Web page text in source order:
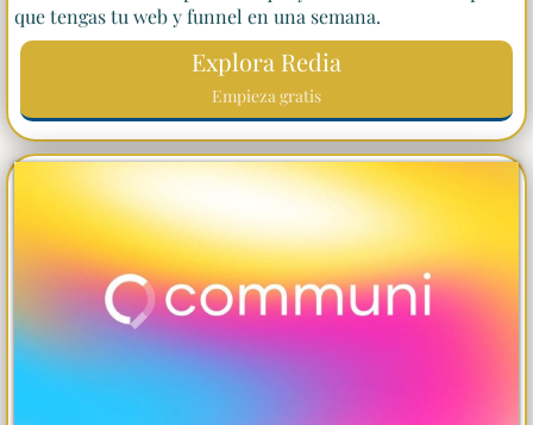
que tengas tu web y funnel en una semana.
Explora Redia
Empieza gratis